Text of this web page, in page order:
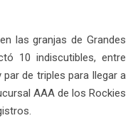
las granjas de Grandes
10 indiscutibles, entre
de triples para llegar a
AAA de los Rockies